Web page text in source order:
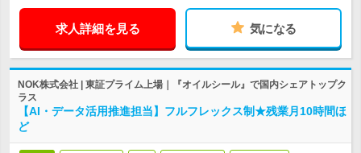
求人詳細を見る 気になる
NOK株式会社 | 東証プライム上場｜『オイルシール』で国内シェアトップク
ラス
【AI・データ活用推進担当】フルフレックス制★残業月10時間ほ
ど